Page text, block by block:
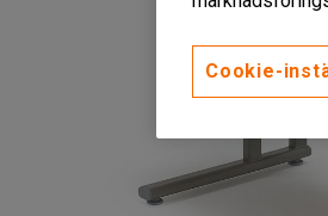
Cookie-